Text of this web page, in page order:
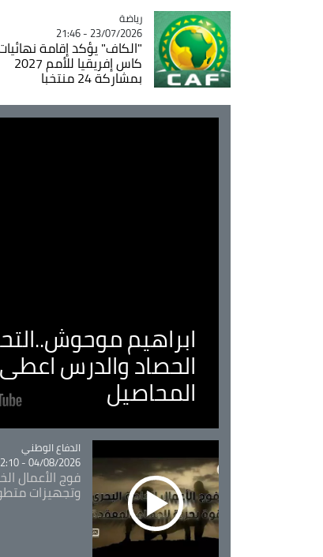
Catégorie
رياضة
23/07/2026 - 21:46
"الكاف" يؤكد إقامة
كاس إفريقيا للأمم 2027
بمشاركة 24 منتخبا
ابراهيم
الحصاد والدرس
المحاصيل
Catégorie
الدفاع الوطني
04/08/2026 - 12:10
فوج الأعمال
وتجهيزات